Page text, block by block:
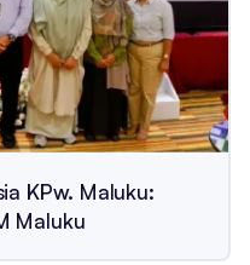
KPw. Maluku:
Maluku